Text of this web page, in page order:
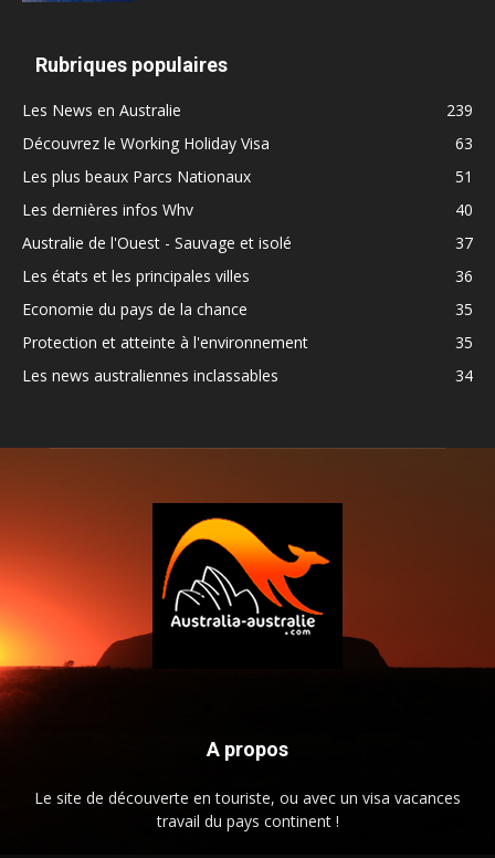
Rubriques populaires
Les News en Australie
239
Découvrez le Working Holiday Visa
63
Les plus beaux Parcs Nationaux
51
Les dernières infos Whv
40
Australie de l'Ouest - Sauvage et isolé
37
Les états et les principales villes
36
Economie du pays de la chance
35
Protection et atteinte à l'environnement
35
Les news australiennes inclassables
34
A propos
Le site de découverte en touriste, ou avec un visa vacances
travail du pays continent !